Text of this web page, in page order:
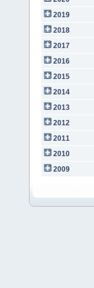
2019
2018
2017
2016
2015
2014
2013
2012
2011
2010
2009